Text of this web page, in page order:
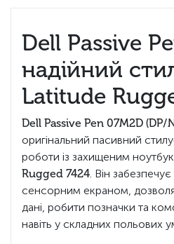
Dell Passive
надійний
Latitude
Dell Passive Pen 07M2D (DP/
оригінальний пасивний
роботи із захищеним
Rugged 7424 . Він
сенсорним екраном,
дані, робити позначки та
навіть у складних польових